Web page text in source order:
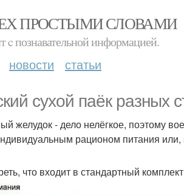
ПРОСТЫМИ СЛОВАМИ
c познавательной информацией.
новости статьи
сухой паёк разных
желудок - дело нелёгкое, поэтому
рационом питания или,
что входит в стандартный